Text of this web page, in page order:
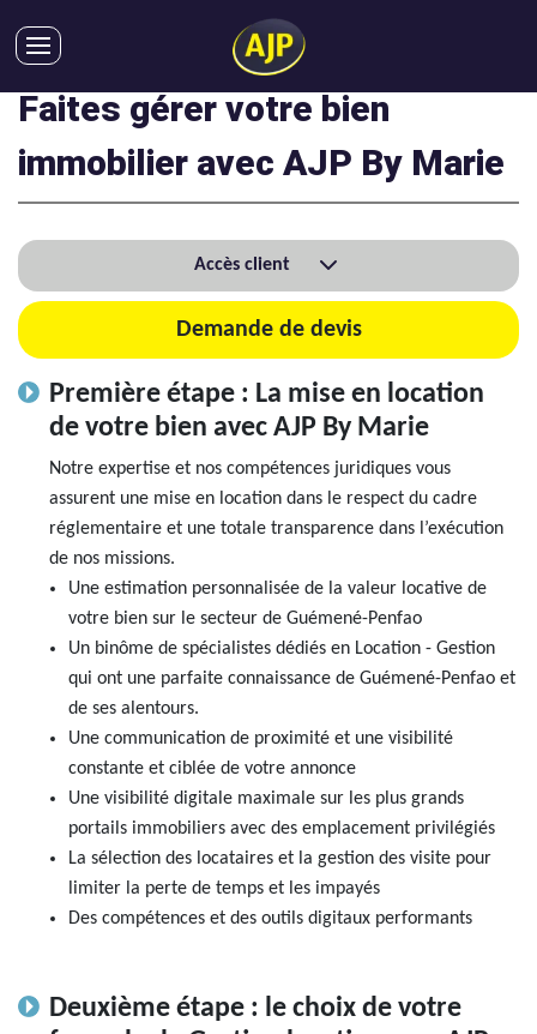
ACHATS
VENTES
SYNDIC
LMNP
IMMOBILIER NEUF
ENTREPRISES
AJP Recrute
AJP Actualités
Service Qualité Clients
Faites gérer votre bien
immobilier avec AJP By Marie
Accès client
Demande de devis
Première étape : La mise en location
de votre bien avec AJP By Marie
Notre expertise et nos compétences juridiques vous
assurent une mise en location dans le respect du cadre
réglementaire et une totale transparence dans l’exécution
de nos missions.
Une estimation personnalisée de la valeur locative de
votre bien sur le secteur de Guémené-Penfao
Un binôme de spécialistes dédiés en Location - Gestion
qui ont une parfaite connaissance de Guémené-Penfao et
de ses alentours.
Une communication de proximité et une visibilité
constante et ciblée de votre annonce
Une visibilité digitale maximale sur les plus grands
portails immobiliers avec des emplacement privilégiés
La sélection des locataires et la gestion des visite pour
limiter la perte de temps et les impayés
Des compétences et des outils digitaux performants
Deuxième étape : le choix de votre